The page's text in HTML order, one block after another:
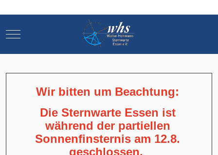
Mobile Menu Toggle
Wir bitten um Beachtung:
Die Sternwarte Essen ist
während der partiellen
Sonnenfinsternis am 12.8.
geschlossen.